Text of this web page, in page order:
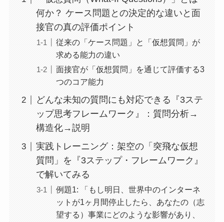
何か？ ケース問題との決定的な違いと面
接官の真の評価ポイント
従来の「ケース問題」と「仮想質問」が
求める能力の違い
面接官が「仮想質問」を通じて評価する3
つのコア能力
どんな未知の質問にも対応できる『3ステ
ップ思考フレームワーク』：質問分析→
構造化→説明
実践トレーニング：架空の「突飛な仮想
質問」を『3ステップ・フレームワーク』
で解いてみる
例題1: 「もし明日、世界中のインターネ
ットが1ヶ月間停止したら、あなたの（志
望する）事業にどのような影響があり、